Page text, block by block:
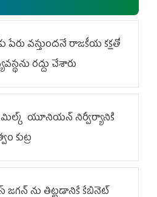
పేరు వస్తుందనే రాజకీయ కక్షతో
రద్దు చేశారు
మిల్క్‌ యూనియన్‌ నిర్వీర్యానికి
కుట్ర
ను తిట్టడానికే కేబినెట్‌